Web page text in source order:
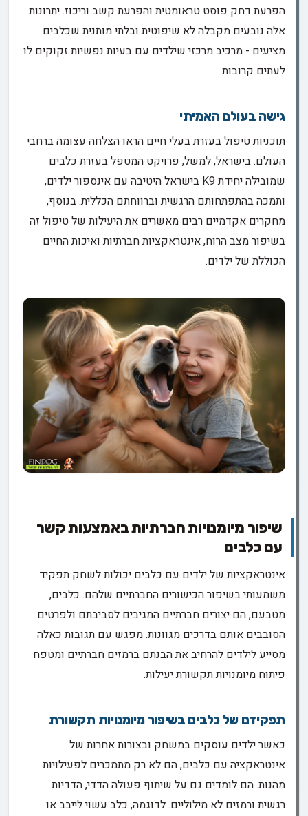
הפרעת דחק פוסט טראומטית והפרעת קשב וריכוז. יתרונות
אלה נובעים מקבלה לא שיפוטית ובלתי מותנית שכלבים
מציעים - מרכיב מרכזי שילדים עם בעיות נפשיות זקוקים לו
לעתים קרובות.
גישה בעולם האמיתי
תוכניות טיפול בעזרת בעלי חיים הראו הצלחה עצומה ברחבי
העולם. בישראל, למשל, פרויקט המטפל בעזרת כלבים
שמובילה יחידת K9 בישראל היטיבה עם אינספור ילדים,
ותמכה בהתפתחותם הרגשית וברווחתם הכללית. בנוסף,
מחקרים אקדמיים רבים מאשרים את היעילות של טיפול זה
בשיפור מצב הרוח, אינטראקציות חברתיות ואיכות החיים
הכוללת של ילדים.
שיפור מיומנויות חברתיות באמצעות קשר
עם כלבים
אינטראקציות של ילדים עם כלבים יכולות לשחק תפקיד
משמעותי בשיפור הכישורים החברתיים שלהם. כלבים,
מטבעם, הם יצורים חברתיים המגיבים לסביבתם ולפרטים
הסובבים אותם בדרכים מגוונות. מפגש עם תגובות כאלה
מסייע לילדים להרחיב את הבנתם ברמזים חברתיים ומטפח
פיתוח מיומנויות תקשורת יעילות.
תפקידם של כלבים בשיפור מיומנויות תקשורת
כאשר ילדים עוסקים במשחק ובצורות אחרות של
אינטראקציה עם כלבים, הם לא רק מתמכרים לפעילויות
מהנות. הם לומדים גם על שיתוף פעולה הדדי, הדדיות
רגשית ורמזים לא מילוליים. לדוגמה, כלב עשוי לייבב או